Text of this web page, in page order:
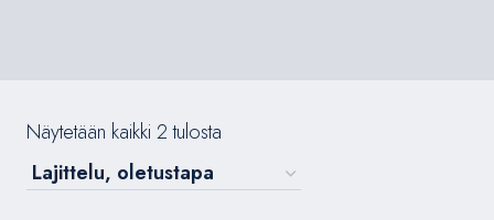
Näytetään kaikki 2 tulosta